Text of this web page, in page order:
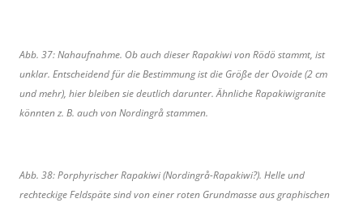
Abb. 37: Nahaufnahme. Ob auch dieser Rapakiwi von Rödö stammt, ist
unklar. Entscheidend für die Bestimmung ist die Größe der Ovoide (2 cm
und mehr), hier bleiben sie deutlich darunter. Ähnliche Rapakiwigranite
könnten z. B. auch von Nordingrå stammen.
Abb. 38: Porphyrischer Rapakiwi (Nordingrå-Rapakiwi?). Helle und
rechteckige Feldspäte sind von einer roten Grundmasse aus graphischen